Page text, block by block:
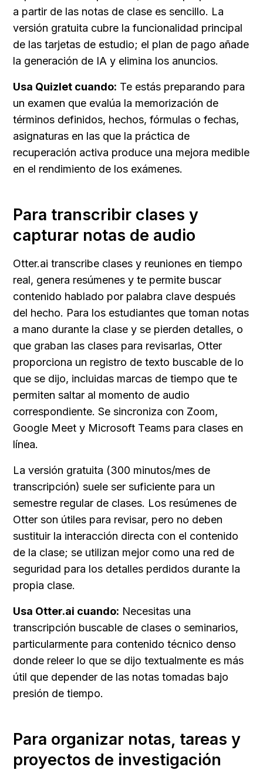
a partir de las notas de clase es sencillo. La
versión gratuita cubre la funcionalidad principal
de las tarjetas de estudio; el plan de pago añade
la generación de IA y elimina los anuncios.
Usa Quizlet cuando: Te estás preparando para
un examen que evalúa la memorización de
términos definidos, hechos, fórmulas o fechas,
asignaturas en las que la práctica de
recuperación activa produce una mejora medible
en el rendimiento de los exámenes.
Para transcribir clases y
capturar notas de audio
Otter.ai transcribe clases y reuniones en tiempo
real, genera resúmenes y te permite buscar
contenido hablado por palabra clave después
del hecho. Para los estudiantes que toman notas
a mano durante la clase y se pierden detalles, o
que graban las clases para revisarlas, Otter
proporciona un registro de texto buscable de lo
que se dijo, incluidas marcas de tiempo que te
permiten saltar al momento de audio
correspondiente. Se sincroniza con Zoom,
Google Meet y Microsoft Teams para clases en
línea.
La versión gratuita (300 minutos/mes de
transcripción) suele ser suficiente para un
semestre regular de clases. Los resúmenes de
Otter son útiles para revisar, pero no deben
sustituir la interacción directa con el contenido
de la clase; se utilizan mejor como una red de
seguridad para los detalles perdidos durante la
propia clase.
Usa Otter.ai cuando: Necesitas una
transcripción buscable de clases o seminarios,
particularmente para contenido técnico denso
donde releer lo que se dijo textualmente es más
útil que depender de las notas tomadas bajo
presión de tiempo.
Para organizar notas, tareas y
proyectos de investigación